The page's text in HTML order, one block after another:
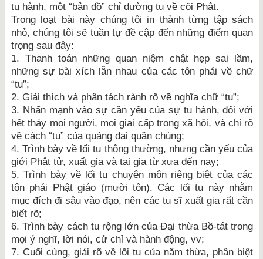
tu hành, một “bản đồ” chỉ đường tu về cõi Phật.
Trong loạt bài này chúng tôi in thành từng tập sách
nhỏ, chúng tôi sẽ tuần tự đề cập đến những điểm quan
trọng sau đây:
1. Thanh toán những quan niệm chật hẹp sai lầm,
những sự bài xích lẫn nhau của các tôn phái về chữ
“tu”;
2. Giải thích và phân tách rành rõ về nghĩa chữ “tu”;
3. Nhấn mạnh vào sự cần yếu của sự tu hành, đối với
hết thảy mọi người, mọi giai cấp trong xã hội, và chỉ rõ
về cách “tu” của quảng đại quần chúng;
4. Trình bày về lối tu thông thường, nhưng cần yếu của
giới Phật tử, xuất gia và tại gia từ xưa đến nay;
5. Trình bày về lối tu chuyên môn riêng biệt của các
tôn phái Phật giáo (mười tôn). Các lối tu này nhằm
mục đích đi sâu vào đạo, nên các tu sĩ xuất gia rất cần
biết rõ;
6. Trình bày cách tu rộng lớn của Đại thừa Bồ-tát trong
mọi ý nghĩ, lời nói, cử chỉ và hành động, vv;
7. Cuối cùng, giải rõ về lối tu của năm thừa, phân biệt